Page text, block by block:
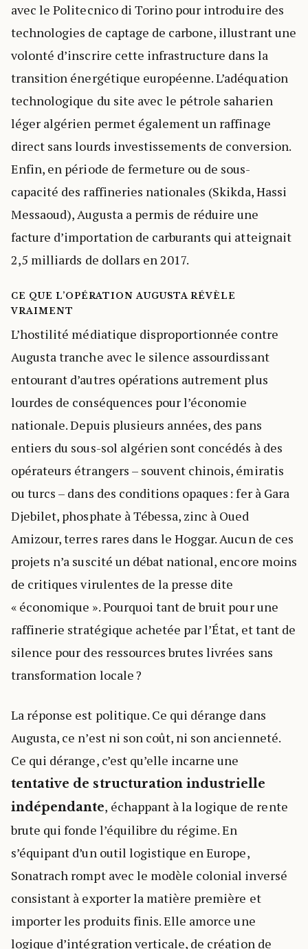
avec le Politecnico di Torino pour introduire des
technologies de captage de carbone, illustrant une
volonté d’inscrire cette infrastructure dans la
transition énergétique européenne. L’adéquation
technologique du site avec le pétrole saharien
léger algérien permet également un raffinage
direct sans lourds investissements de conversion.
Enfin, en période de fermeture ou de sous-
capacité des raffineries nationales (Skikda, Hassi
Messaoud), Augusta a permis de réduire une
facture d’importation de carburants qui atteignait
2,5 milliards de dollars en 2017.
CE QUE L’OPÉRATION AUGUSTA RÉVÈLE
VRAIMENT
L’hostilité médiatique disproportionnée contre
Augusta tranche avec le silence assourdissant
entourant d’autres opérations autrement plus
lourdes de conséquences pour l’économie
nationale. Depuis plusieurs années, des pans
entiers du sous-sol algérien sont concédés à des
opérateurs étrangers – souvent chinois, émiratis
ou turcs – dans des conditions opaques : fer à Gara
Djebilet, phosphate à Tébessa, zinc à Oued
Amizour, terres rares dans le Hoggar. Aucun de ces
projets n’a suscité un débat national, encore moins
de critiques virulentes de la presse dite
« économique ». Pourquoi tant de bruit pour une
raffinerie stratégique achetée par l’État, et tant de
silence pour des ressources brutes livrées sans
transformation locale ?
La réponse est politique. Ce qui dérange dans
Augusta, ce n’est ni son coût, ni son ancienneté.
Ce qui dérange, c’est qu’elle incarne une
tentative de structuration industrielle
indépendante, échappant à la logique de rente
brute qui fonde l’équilibre du régime. En
s’équipant d’un outil logistique en Europe,
Sonatrach rompt avec le modèle colonial inversé
consistant à exporter la matière première et
importer les produits finis. Elle amorce une
logique d’intégration verticale, de création de